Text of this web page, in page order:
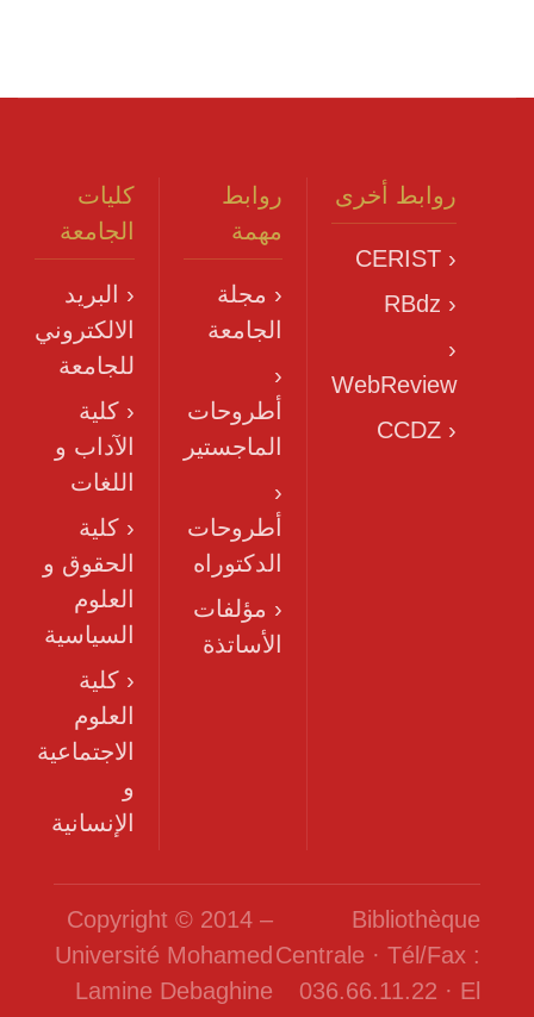
روابط أخرى
‹ CERIST
‹ RBdz
‹
WebReview
‹ CCDZ
روابط
مهمة
‹ مجلة
الجامعة
‹
أطروحات
الماجستير
‹
أطروحات
الدكتوراه
‹ مؤلفات
الأساتذة
كليات
الجامعة
‹ البريد
الالكتروني
للجامعة
‹ كلية
الآداب و
اللغات
‹ كلية
الحقوق و
العلوم
السياسية
‹ كلية
العلوم
الاجتماعية
و
الإنسانية
Copyright © 2014 –
Université Mohamed
Lamine Debaghine
Bibliothèque
Centrale · Tél/Fax :
036.66.11.22 · El